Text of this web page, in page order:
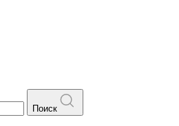
Поиск